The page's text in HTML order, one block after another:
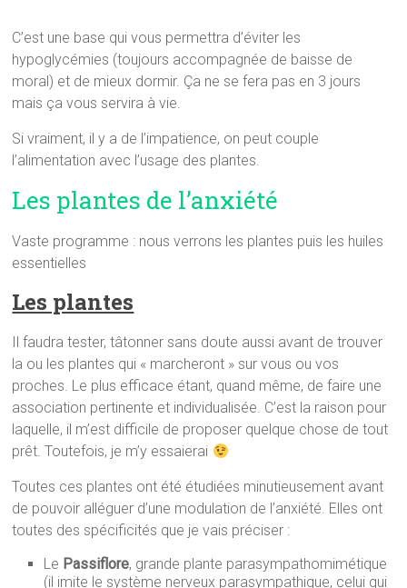
C’est une base qui vous permettra d’éviter les
hypoglycémies (toujours accompagnée de baisse de
moral) et de mieux dormir. Ça ne se fera pas en 3 jours
mais ça vous servira à vie.
Si vraiment, il y a de l’impatience, on peut couple
l’alimentation avec l’usage des plantes.
Les plantes de l’anxiété
Vaste programme : nous verrons les plantes puis les huiles
essentielles
Les plantes
Il faudra tester, tâtonner sans doute aussi avant de trouver
la ou les plantes qui « marcheront » sur vous ou vos
proches. Le plus efficace étant, quand même, de faire une
association pertinente et individualisée. C’est la raison pour
laquelle, il m’est difficile de proposer quelque chose de tout
prêt. Toutefois, je m’y essaierai
Toutes ces plantes ont été étudiées minutieusement avant
de pouvoir alléguer d’une modulation de l’anxiété. Elles ont
toutes des spécificités que je vais préciser :
Le Passiflore, grande plante parasympathomimétique
(il imite le système nerveux parasympathique, celui qui